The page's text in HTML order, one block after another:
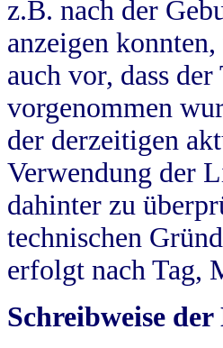
z.B. nach der
anzeigen
auch vor, dass
vorgenommen
der derzeitigen
Verwendung der
dahinter zu
technischen
erfolgt nach Tag,
Schreibweise der